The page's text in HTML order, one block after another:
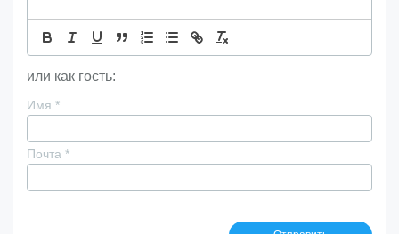
или как гость:
Имя *
Почта *